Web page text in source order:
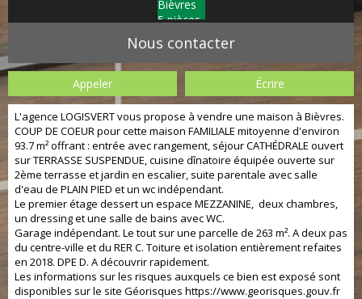
Nous contacter
Appeler Écrire
L'agence LOGISVERT vous propose à vendre une maison à Bièvres.
COUP DE COEUR pour cette maison FAMILIALE mitoyenne d'environ
93.7 m² offrant : entrée avec rangement, séjour CATHÉDRALE ouvert
sur TERRASSE SUSPENDUE, cuisine dînatoire équipée ouverte sur
2ème terrasse et jardin en escalier, suite parentale avec salle
d'eau de PLAIN PIED et un wc indépendant.
Le premier étage dessert un espace MEZZANINE, deux chambres,
un dressing et une salle de bains avec WC.
Garage indépendant. Le tout sur une parcelle de 263 m². A deux pas
du centre-ville et du RER C. Toiture et isolation entièrement refaites
en 2018. DPE D. A découvrir rapidement.
Les informations sur les risques auxquels ce bien est exposé sont
disponibles sur le site Géorisques https://www.georisques.gouv.fr